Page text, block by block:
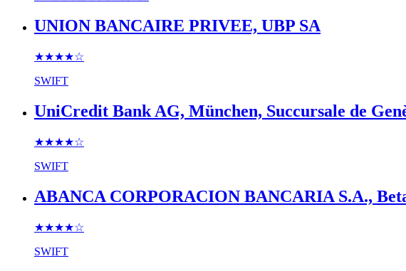
UNION BANCAIRE PRIVEE, UBP SA
★★★★☆
SWIFT
UniCredit Bank AG, München, Succursale de
★★★★☆
SWIFT
ABANCA CORPORACION BANCARIA S.A.,
★★★★☆
SWIFT